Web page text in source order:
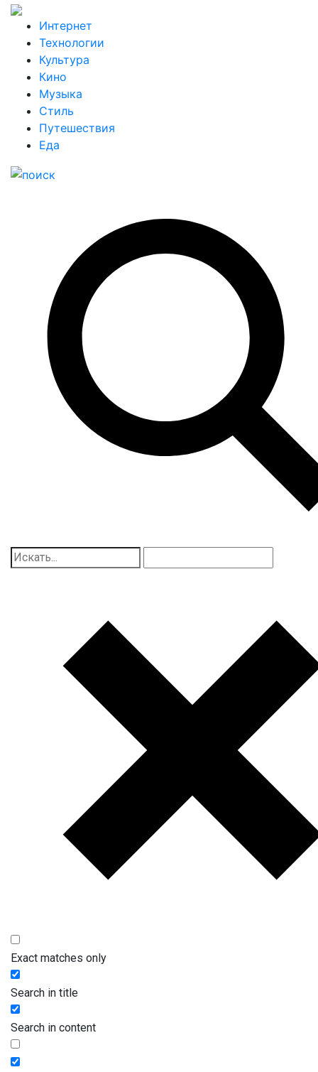
Интернет
Технологии
Культура
Кино
Музыка
Стиль
Путешествия
Еда
Exact matches only
Search in title
Search in content